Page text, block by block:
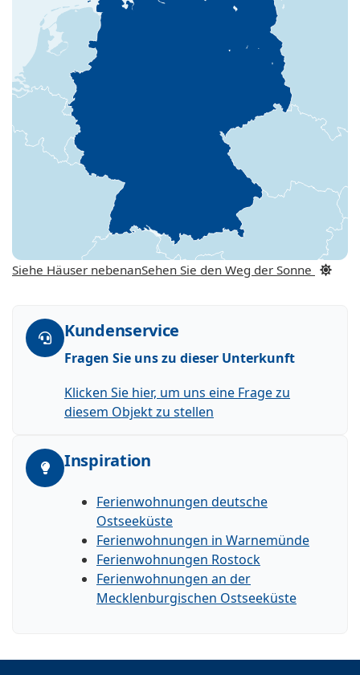
Siehe Häuser nebenanSehen Sie den Weg der Sonne
Kundenservice
Fragen Sie uns zu dieser Unterkunft
Klicken Sie hier, um uns eine Frage zu
diesem Objekt zu stellen
Inspiration
Ferienwohnungen deutsche
Ostseeküste
Ferienwohnungen in Warnemünde
Ferienwohnungen Rostock
Ferienwohnungen an der
Mecklenburgischen Ostseeküste